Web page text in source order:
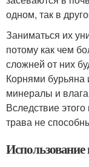
одном, так в
Заниматься их
потому как чем
сложней от них
Корнями
минералы и
Вследствие
трава не
Использование